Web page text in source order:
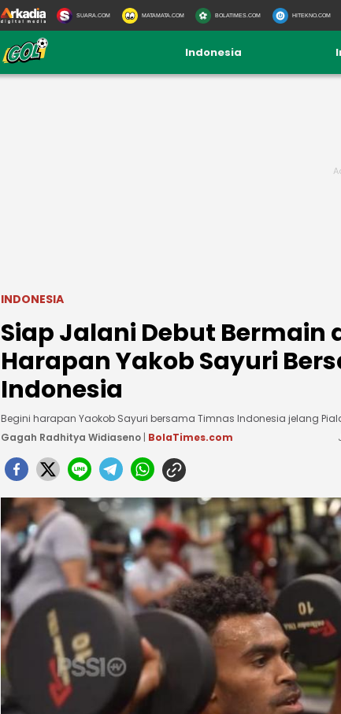
SUARA.COM MATAMATA.COM BOLATIMES.COM HITEKNO.COM
Indonesia
INDONESIA
Siap Jalani Debut Bermain
Harapan Yakob Sayuri
Indonesia
Begini harapan Yaokob Sayuri bersama Timnas Indonesia jelang Piala
Gagah Radhitya Widiaseno | BolaTimes.com